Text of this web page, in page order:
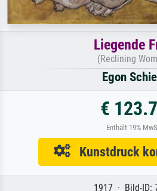
Liegende
(Reclining
Egon
€
Enthält 19%
Kunstdruck
1917 · Bild-ID: